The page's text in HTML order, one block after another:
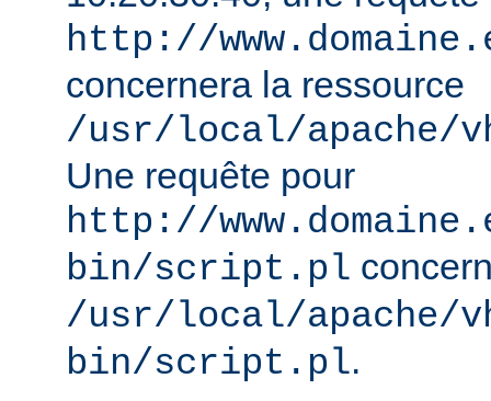
http://
concernera la ressource
/usr/local/apache/
Une requête pour
http://
bin/script.pl
/usr/local/apache/
bin/script.pl.